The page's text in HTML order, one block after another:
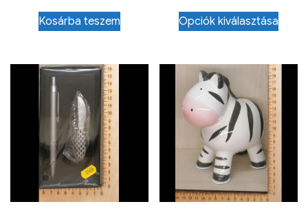
Kosárba teszem Opciók kiválasztása